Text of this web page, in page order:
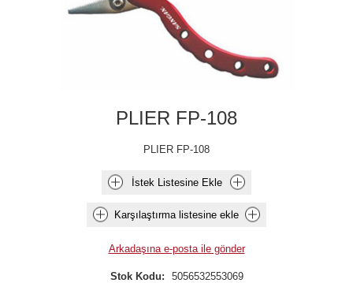
PLIER FP-108
PLIER FP-108
İstek Listesine Ekle
Karşılaştırma listesine ekle
Arkadaşına e-posta ile gönder
Stok Kodu: 5056532553069